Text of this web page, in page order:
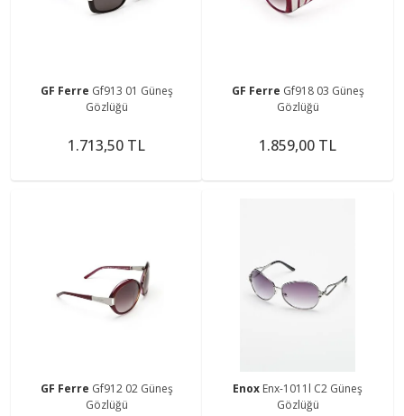
GF Ferre Gf913 01 Güneş
Gözlüğü
1.713,50 TL
GF Ferre Gf918 03 Güneş
Gözlüğü
1.859,00 TL
GF Ferre Gf912 02 Güneş
Gözlüğü
Enox Enx-1011l C2 Güneş
Gözlüğü